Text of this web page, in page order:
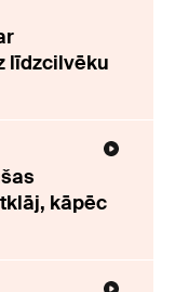
līdzcilvēku
kāpēc